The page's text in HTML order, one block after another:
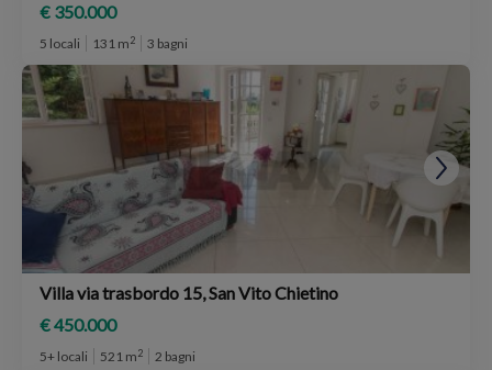
€ 350.000
5 locali 131 m2 3 bagni
Villa via trasbordo 15, San Vito Chietino
€ 450.000
5+ locali 521 m2 2 bagni